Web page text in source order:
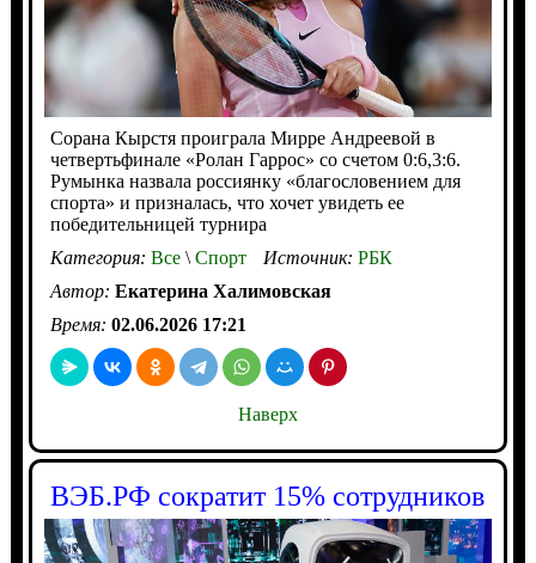
Сорана Кырстя проиграла Мирре Андреевой в
четвертьфинале «Ролан Гаррос» со счетом 0:6,3:6.
Румынка назвала россиянку «благословением для
спорта» и призналась, что хочет увидеть ее
победительницей турнира
Категория: Все\Спорт Источник: РБК
Автор: Екатерина Халимовская
Время: 02.06.2026 17:21
Наверх
ВЭБ.РФ сократит 15% сотрудников